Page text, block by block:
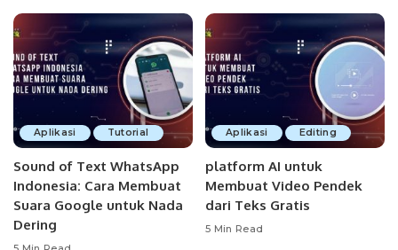
Aplikasi Tutorial
Sound of Text WhatsApp
Indonesia: Cara Membuat
Suara Google untuk Nada
Dering
Aplikasi Editing
platform AI untuk
Membuat Video Pendek
dari Teks Gratis
5 Min Read